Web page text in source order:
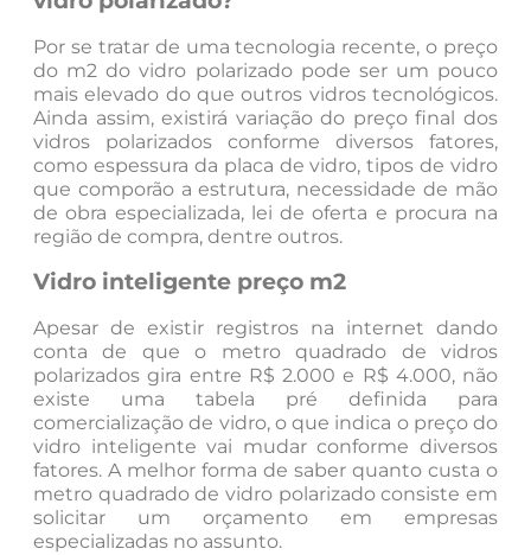
Por se tratar de uma tecnologia recente, o preço
do m2 do vidro polarizado pode ser um pouco
mais elevado do que outros vidros tecnológicos.
Ainda assim, existirá variação do preço final dos
vidros polarizados conforme diversos fatores,
como espessura da placa de vidro, tipos de vidro
que comporão a estrutura, necessidade de mão
de obra especializada, lei de oferta e procura na
região de compra, dentre outros.
Vidro inteligente preço m2
Apesar de existir registros na internet dando
conta de que o metro quadrado de vidros
polarizados gira entre R$ 2.000 e R$ 4.000, não
existe uma tabela pré definida para
comercialização de vidro, o que indica o preço do
vidro inteligente vai mudar conforme diversos
fatores. A melhor forma de saber quanto custa o
metro quadrado de vidro polarizado consiste em
solicitar um orçamento em empresas
especializadas no assunto.